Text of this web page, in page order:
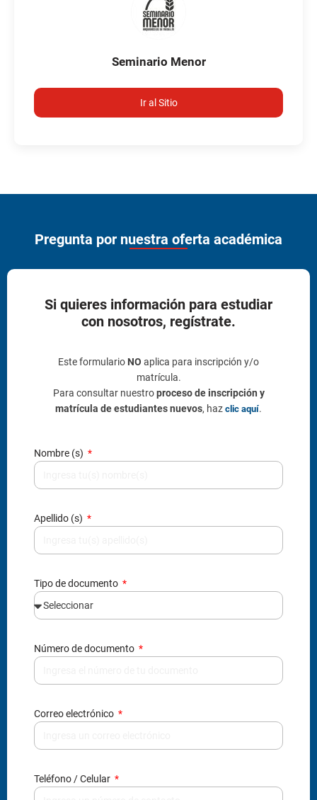
Seminario Menor
Ir al Sitio
Pregunta por nuestra oferta académica
Si quieres información para estudiar
con nosotros, regístrate.
Este formulario NO aplica para inscripción y/o
matrícula.
Para consultar nuestroproceso de inscripción y
matrícula de estudiantes nuevos, haz clic aquí.
Nombre (s)
Apellido (s)
Tipo de documento
Número de documento
Correo electrónico
Teléfono / Celular